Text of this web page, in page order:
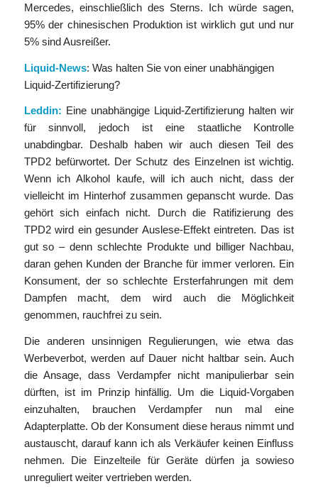
Mercedes, einschließlich des Sterns. Ich würde sagen,
95% der chinesischen Produktion ist wirklich gut und nur
5% sind Ausreißer.
Liquid-News: Was halten Sie von einer unabhängigen
Liquid-Zertifizierung?
Leddin: Eine unabhängige Liquid-Zertifizierung halten wir
für sinnvoll, jedoch ist eine staatliche Kontrolle
unabdingbar. Deshalb haben wir auch diesen Teil des
TPD2 befürwortet. Der Schutz des Einzelnen ist wichtig.
Wenn ich Alkohol kaufe, will ich auch nicht, dass der
vielleicht im Hinterhof zusammen gepanscht wurde. Das
gehört sich einfach nicht. Durch die Ratifizierung des
TPD2 wird ein gesunder Auslese-Effekt eintreten. Das ist
gut so – denn schlechte Produkte und billiger Nachbau,
daran gehen Kunden der Branche für immer verloren. Ein
Konsument, der so schlechte Ersterfahrungen mit dem
Dampfen macht, dem wird auch die Möglichkeit
genommen, rauchfrei zu sein.
Die anderen unsinnigen Regulierungen, wie etwa das
Werbeverbot, werden auf Dauer nicht haltbar sein. Auch
die Ansage, dass Verdampfer nicht manipulierbar sein
dürften, ist im Prinzip hinfällig. Um die Liquid-Vorgaben
einzuhalten, brauchen Verdampfer nun mal eine
Adapterplatte. Ob der Konsument diese heraus nimmt und
austauscht, darauf kann ich als Verkäufer keinen Einfluss
nehmen. Die Einzelteile für Geräte dürfen ja sowieso
unreguliert weiter vertrieben werden.